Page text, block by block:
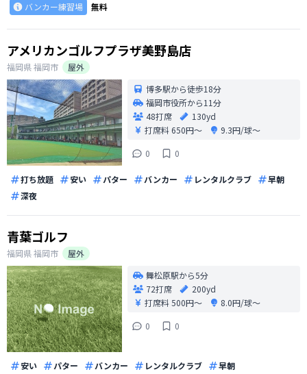
バンカー練習場
無料
アメリカンゴルフプラザ美野島店
福岡県福岡市
屋外
博多駅から徒歩18分
福岡市役所から11分
48打席
130yd
打席料650円〜
9.3円/球〜
0
0
打ち放題 安い パター バンカー レンタルクラブ
早朝
深夜
青葉ゴルフ
福岡県福岡市
屋外
舞松原駅から5分
72打席
200yd
打席料500円〜
8.0円/球〜
0
0
安い パター バンカー レンタルクラブ 早朝